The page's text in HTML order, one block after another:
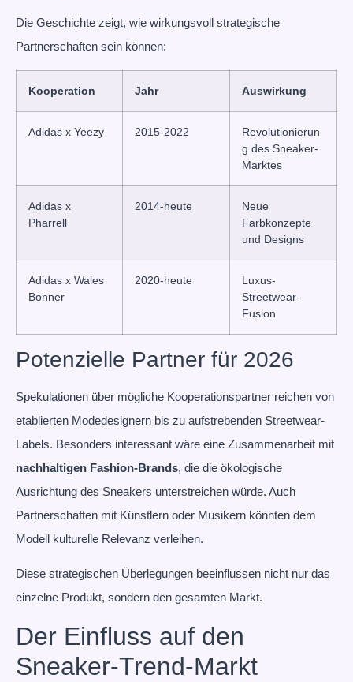
Die Geschichte zeigt, wie wirkungsvoll strategische
Partnerschaften sein können:
Kooperation Jahr Auswirkung
Adidas x Yeezy 2015-2022
Revolutionierun
g des Sneaker-
Marktes
Adidas x
Pharrell
2014-heute
Neue
Farbkonzepte
und Designs
Adidas x Wales
Bonner
2020-heute
Luxus-
Streetwear-
Fusion
Potenzielle Partner für 2026
Spekulationen über mögliche Kooperationspartner reichen von
etablierten Modedesignern bis zu aufstrebenden Streetwear-
Labels. Besonders interessant wäre eine Zusammenarbeit mit
nachhaltigen Fashion-Brands, die die ökologische
Ausrichtung des Sneakers unterstreichen würde. Auch
Partnerschaften mit Künstlern oder Musikern könnten dem
Modell kulturelle Relevanz verleihen.
Diese strategischen Überlegungen beeinflussen nicht nur das
einzelne Produkt, sondern den gesamten Markt.
Der Einfluss auf den
Sneaker-Trend-Markt